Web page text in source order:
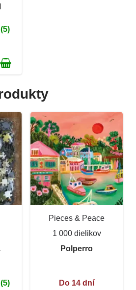
Pieces & Peace
1 000 dielikov
Polperro
Do 14 dní